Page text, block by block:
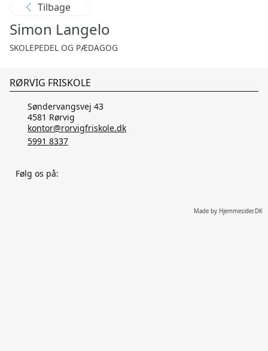
Tilbage
Simon Langelo
SKOLEPEDEL OG PÆDAGOG
RØRVIG FRISKOLE
Søndervangsvej 43
4581 Rørvig
kontor@rorvigfriskole.dk
5991 8337
Følg os på:
Made by Hjemmesider.DK